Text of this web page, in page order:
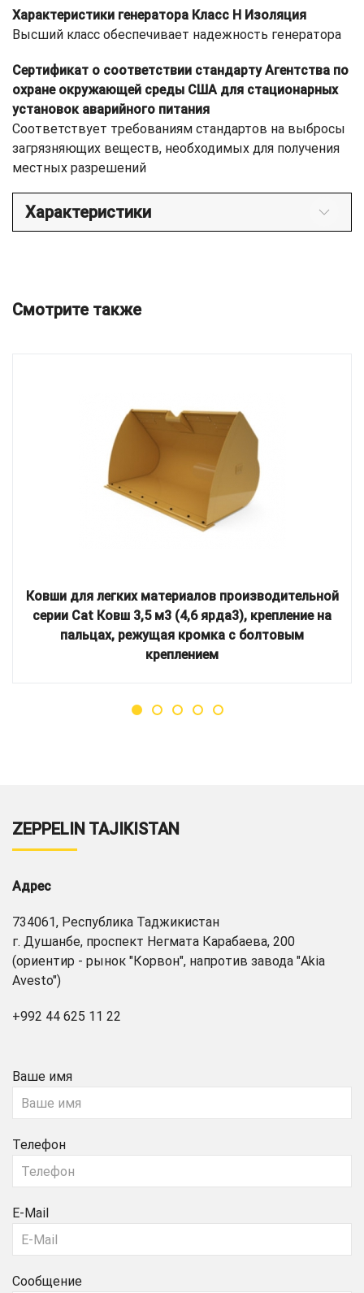
Характеристики генератора Класс H Изоляция
Высший класс обеспечивает надежность генератора
Сертификат о соответствии стандарту Агентства по
охране окружающей среды США для стационарных
установок аварийного питания
Соответствует требованиям стандартов на выбросы
загрязняющих веществ, необходимых для получения
местных разрешений
Характеристики
Смотрите также
Ковши для легких материалов производительной
серии Cat Ковш 3,5 м3 (4,6 ярда3), крепление на
пальцах, режущая кромка с болтовым
креплением
ZEPPELIN TAJIKISTAN
Адрес
734061, Республика Таджикистан
г. Душанбе, проспект Негмата Карабаева, 200
(ориентир - рынок "Корвон", напротив завода "Akia
Avesto")
+992 44 625 11 22
Ваше имя
Телефон
E-Mail
Сообщение